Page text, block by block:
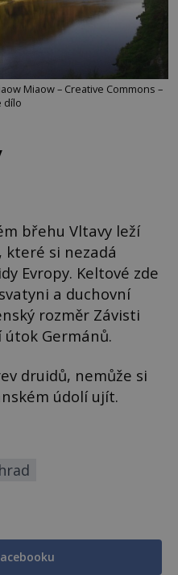
Miaow – Creative Commons –
dílo
břehu Vltavy leží
si nezadá
Evropy. Keltové zde
a duchovní
rozměr Závisti
Germánů.
druidů, nemůže si
údolí ujít.